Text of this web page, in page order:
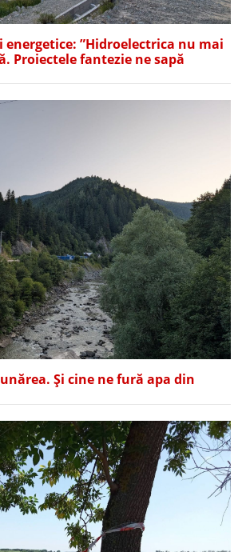
”Hidroelectrica nu mai
Proiectele fantezie ne sapă
Și cine ne fură apa din